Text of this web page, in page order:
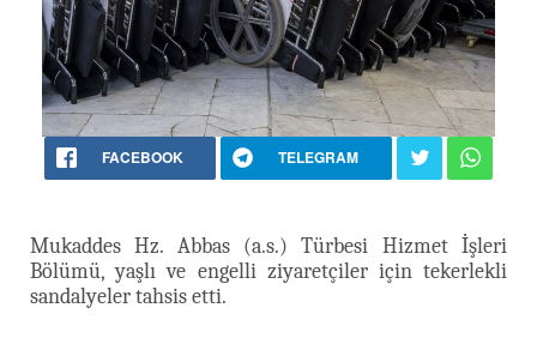
FACEBOOK TELEGRAM
Mukaddes Hz. Abbas (a.s.) Türbesi Hizmet İşleri
Bölümü, yaşlı ve engelli ziyaretçiler için tekerlekli
sandalyeler tahsis etti.